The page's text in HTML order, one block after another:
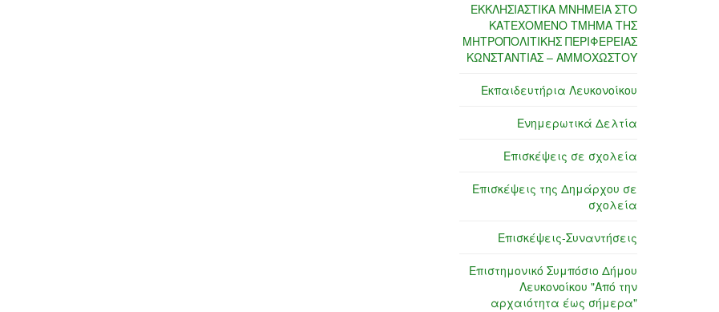
ΕΚΚΛΗΣΙΑΣΤΙΚΑ ΜΝΗΜΕΙΑ ΣΤΟ
ΚΑΤΕΧΟΜΕΝΟ ΤΜΗΜΑ ΤΗΣ
ΜΗΤΡΟΠΟΛΙΤΙΚΗΣ ΠΕΡΙΦΕΡΕΙΑΣ
ΚΩΝΣΤΑΝΤΙΑΣ – ΑΜΜΟΧΩΣΤΟΥ
Εκπαιδευτήρια Λευκονοίκου
Ενημερωτικά Δελτία
Επισκέψεις σε σχολεία
Επισκέψεις της Δημάρχου σε
σχολεία
Επισκέψεις-Συναντήσεις
Επιστημονικό Συμπόσιο Δήμου
Λευκονοίκου "Από την
αρχαιότητα έως σήμερα"